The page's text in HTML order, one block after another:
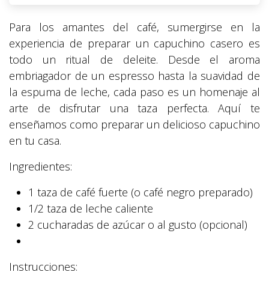
Para los amantes del café, sumergirse en la
experiencia de preparar un capuchino casero es
todo un ritual de deleite. Desde el aroma
embriagador de un espresso hasta la suavidad de
la espuma de leche, cada paso es un homenaje al
arte de disfrutar una taza perfecta. Aquí te
enseñamos como preparar un delicioso capuchino
en tu casa.
Ingredientes:
1 taza de café fuerte (o café negro preparado)
1/2 taza de leche caliente
2 cucharadas de azúcar o al gusto (opcional)
Instrucciones: